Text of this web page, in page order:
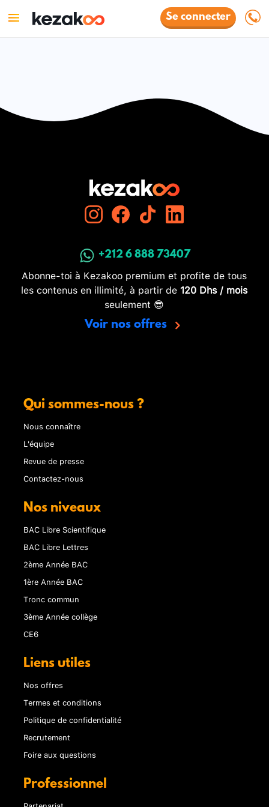
Se connecter
+212 6 888 73407
Abonne-toi à Kezakoo premium et profite de tous
les contenus en illimité, à partir de 120 Dhs / mois
seulement 😎
Voir nos offres
Qui sommes-nous ?
Nous connaître
L'équipe
Revue de presse
Contactez-nous
Nos niveaux
BAC Libre Scientifique
BAC Libre Lettres
2ème Année BAC
1ère Année BAC
Tronc commun
3ème Année collège
CE6
Liens utiles
Nos offres
Termes et conditions
Politique de confidentialité
Recrutement
Foire aux questions
Professionnel